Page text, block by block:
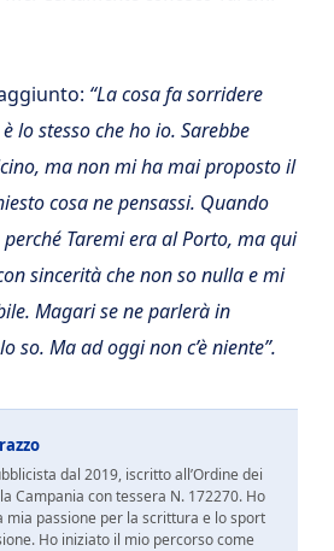
“La cosa fa sorridere
lo stesso che ho io. Sarebbe
ma non mi ha mai proposto il
cosa ne pensassi. Quando
Taremi era al Porto, ma qui
sincerità che non so nulla e mi
Magari se ne parlerà in
so. Ma ad oggi non c’è niente”.
dal 2019, iscritto all’Ordine dei
Campania con tessera N. 172270. Ho
mia passione per la scrittura e lo sport
Ho iniziato il mio percorso come